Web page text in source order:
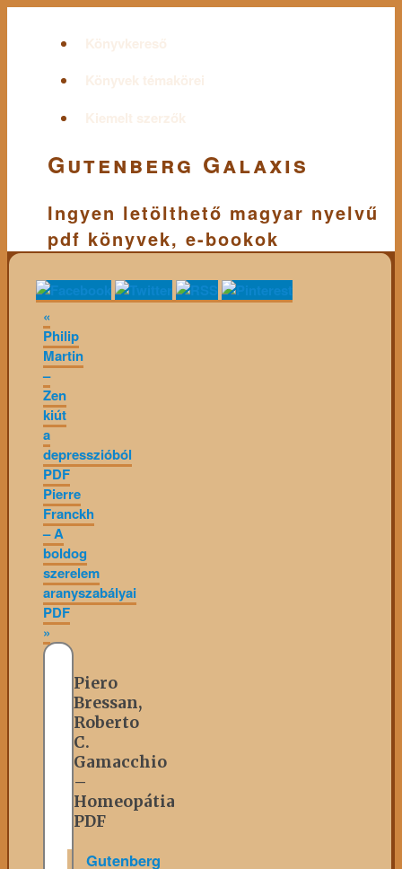
Könyvkereső
Könyvek témakörei
Kiemelt szerzők
Gutenberg Galaxis
Ingyen letölthető magyar nyelvű
pdf könyvek, e-bookok
«
Philip
Martin
–
Zen
kiút
a
depresszióból
PDF
Pierre
Franckh
– A
boldog
szerelem
aranyszabályai
PDF
»
Piero
Bressan,
Roberto
C.
Gamacchio
–
Homeopátia
PDF
Gutenberg